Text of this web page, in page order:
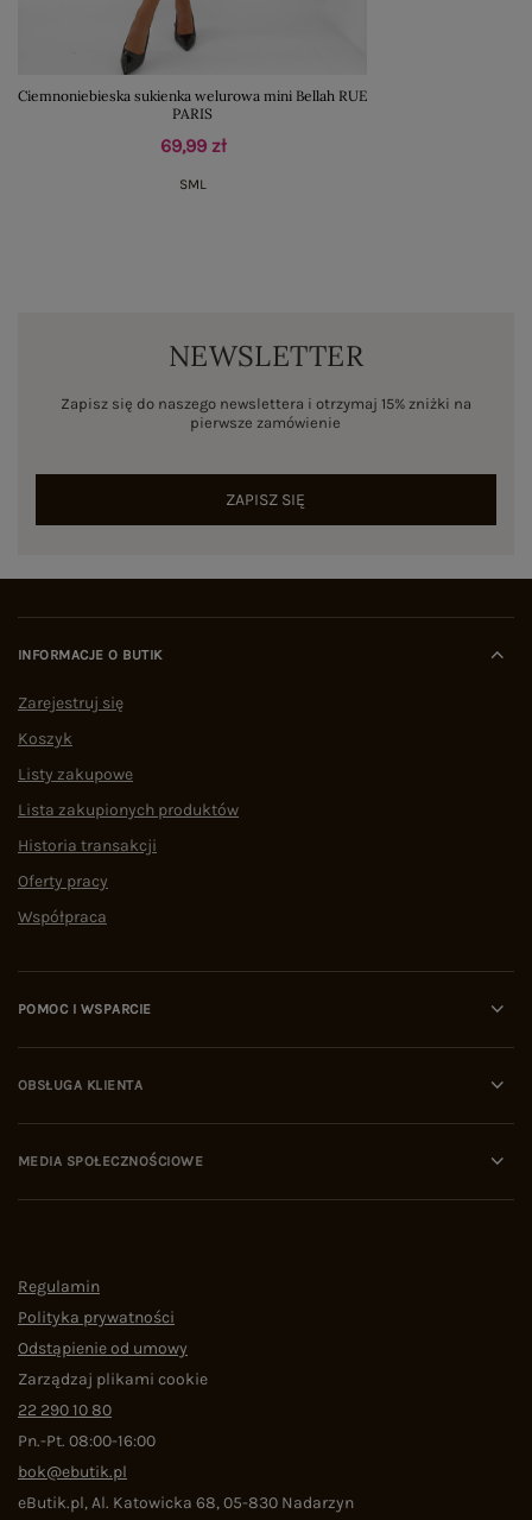
Ciemnoniebieska sukienka welurowa mini Bellah RUE
PARIS
69,99 zł
SML
NEWSLETTER
Zapisz się do naszego newslettera i otrzymaj 15% zniżki na
pierwsze zamówienie
ZAPISZ SIĘ
INFORMACJE O BUTIK
Zarejestruj się
Koszyk
Listy zakupowe
Lista zakupionych produktów
Historia transakcji
Oferty pracy
Współpraca
POMOC I WSPARCIE
OBSŁUGA KLIENTA
MEDIA SPOŁECZNOŚCIOWE
Regulamin
Polityka prywatności
Odstąpienie od umowy
Zarządzaj plikami cookie
22 290 10 80
Pn.-Pt. 08:00-16:00
bok@ebutik.pl
eButik.pl,Al. Katowicka 68,05-830 Nadarzyn